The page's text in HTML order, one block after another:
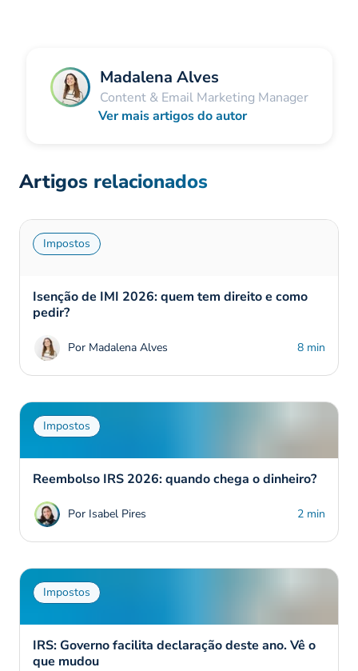
Madalena Alves
Content & Email Marketing Manager
Ver mais artigos do autor
Artigos relacionados
Impostos
Isenção de IMI 2026: quem tem direito e como
pedir?
Por Madalena Alves 8 min
Impostos
Reembolso IRS 2026: quando chega o dinheiro?
Por Isabel Pires 2 min
Impostos
IRS: Governo facilita declaração deste ano. Vê o
que mudou